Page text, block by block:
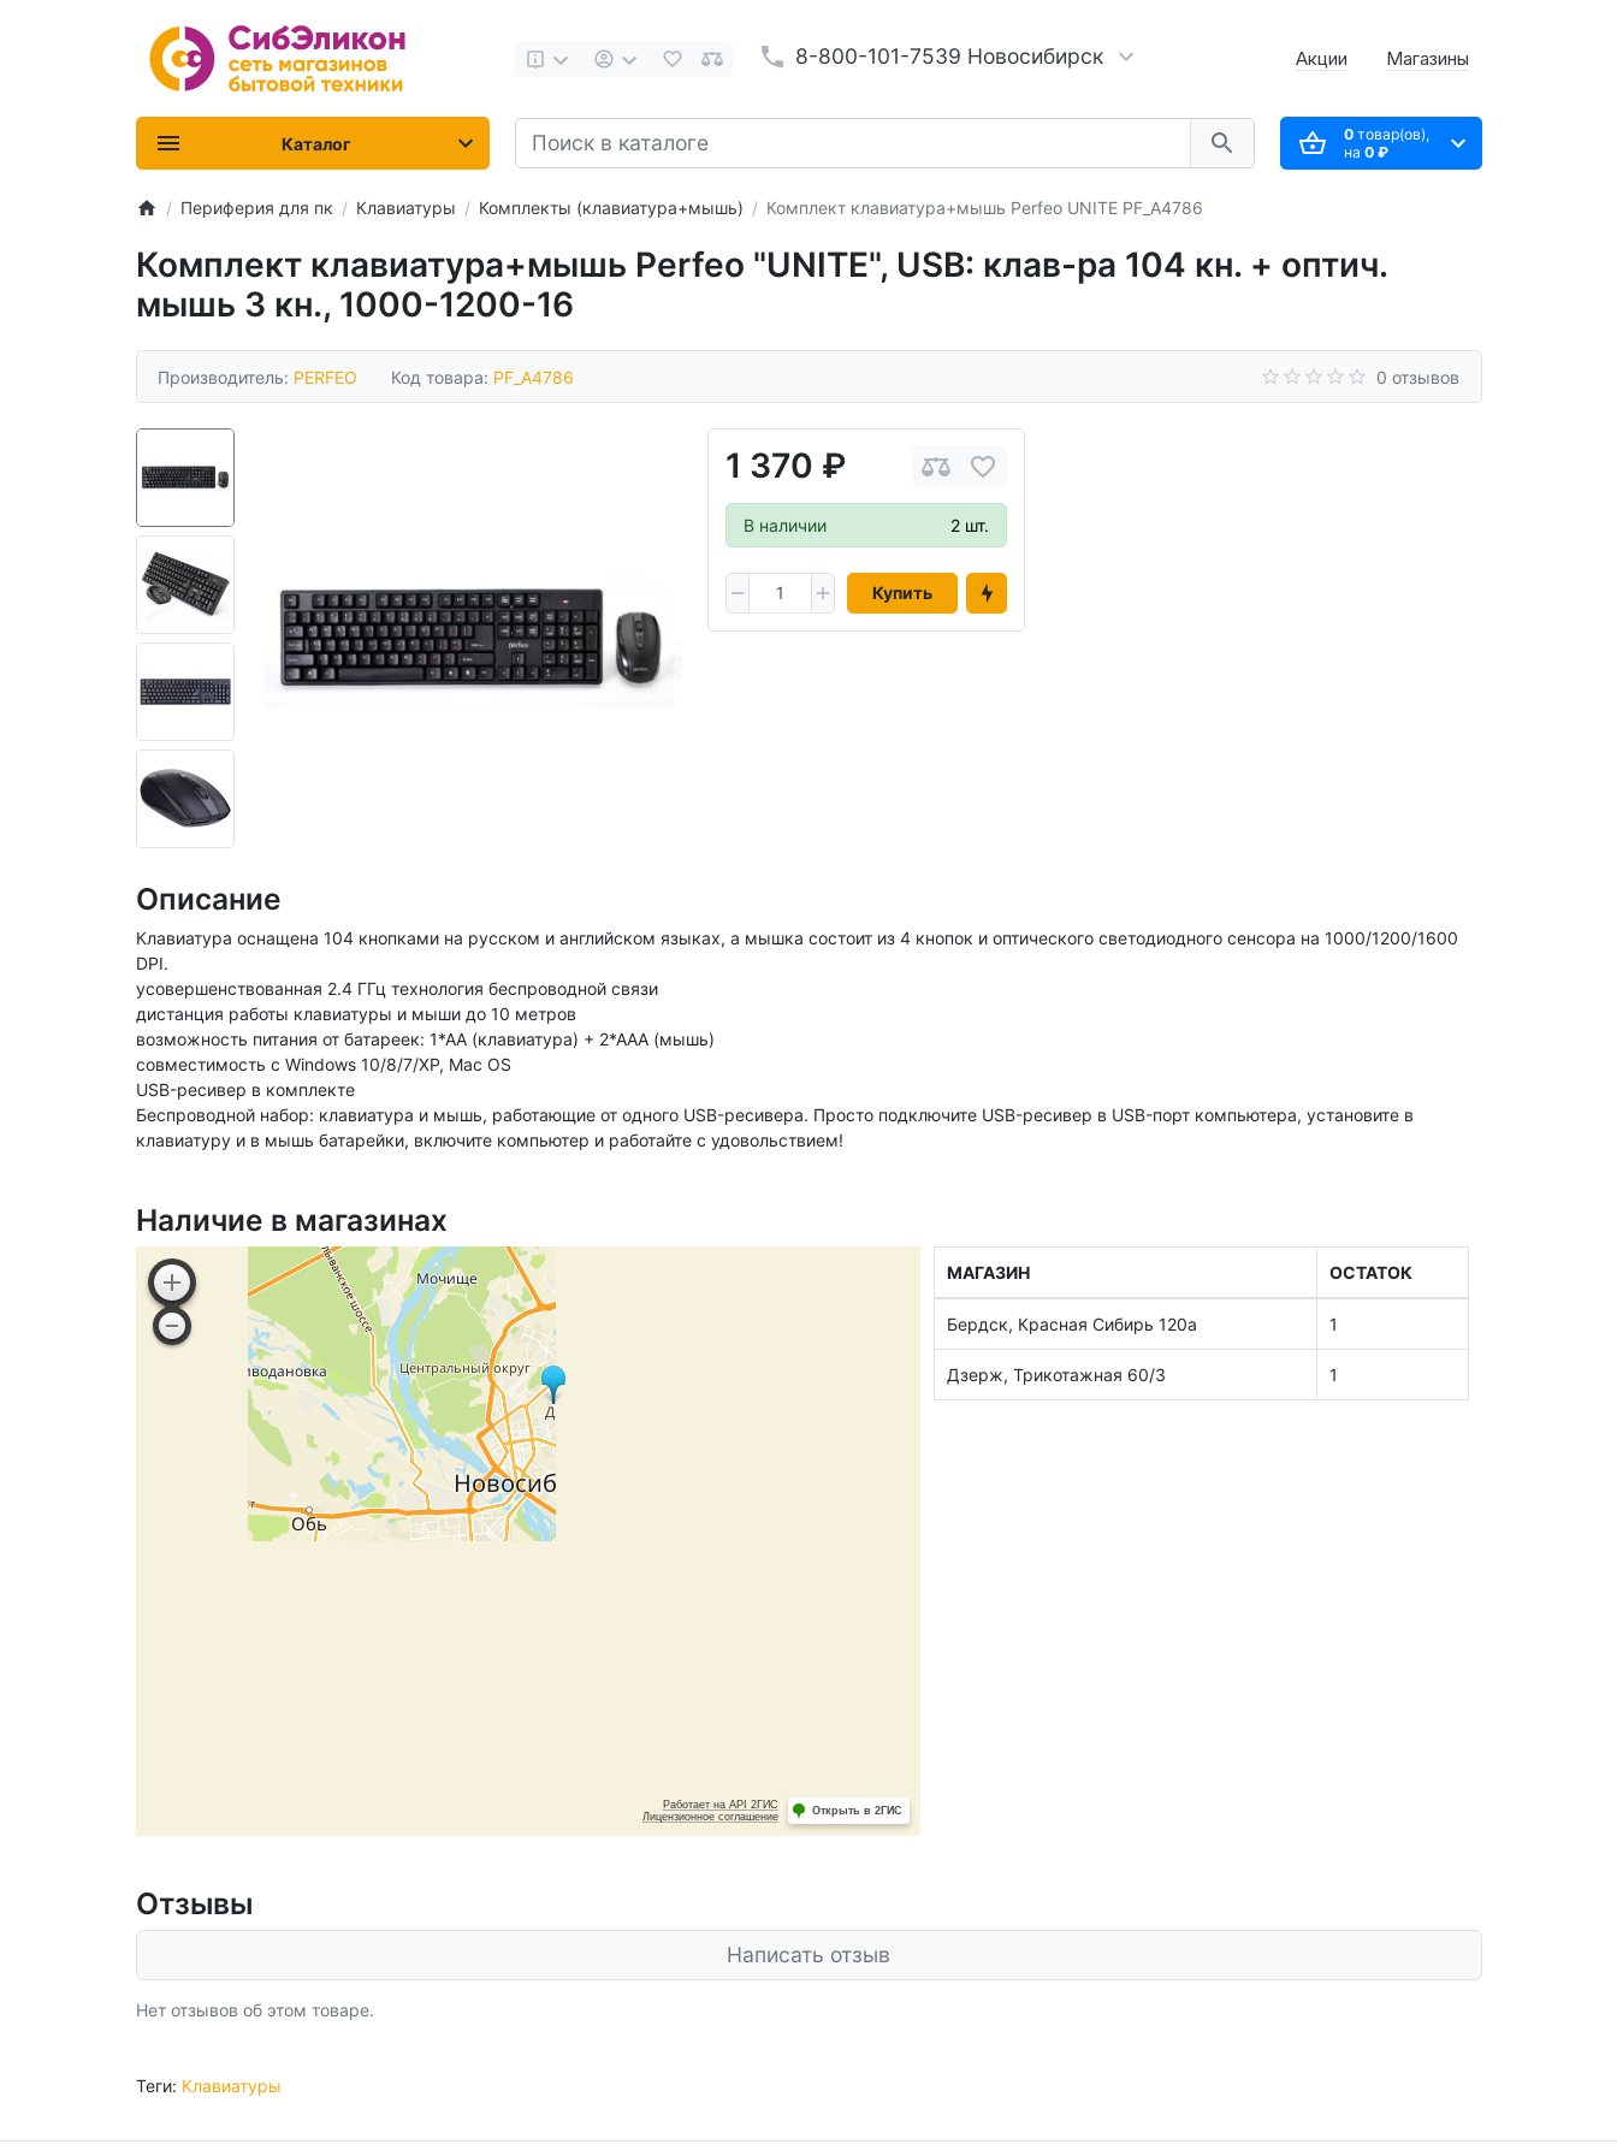
8-800-101-7539 Новосибирск Акции Магазины
0товар(ов),
на 0 ₽
Каталог
Периферия для пк Клавиатуры Комплекты (клавиатура+мышь) Комплект клавиатура+мышь Perfeo UNITE PF_A4786
Комплект клавиатура+мышь Perfeo "UNITE", USB: клав-ра 104 кн. + оптич.
мышь 3 кн., 1000-1200-16
Производитель: PERFEO Код товара: PF_A4786 0 отзывов
1 370 ₽
В наличии 2 шт.
Купить
Описание
Клавиатура оснащена 104 кнопками на русском и английском языках, а мышка состоит из 4 кнопок и оптического светодиодного сенсора на 1000/1200/1600
DPI.
усовершенствованная 2.4 ГГц технология беспроводной связи
дистанция работы клавиатуры и мыши до 10 метров
возможность питания от батареек: 1*АА (клавиатура) + 2*ААА (мышь)
совместимость с Windows 10/8/7/XP, Mac OS
USB-ресивер в комплекте
Беспроводной набор: клавиатура и мышь, работающие от одного USB-ресивера. Просто подключите USB-ресивер в USB-порт компьютера, установите в
клавиатуру и в мышь батарейки, включите компьютер и работайте с удовольствием!
Наличие в магазинах
МАГАЗИН ОСТАТОК
Бердск, Красная Сибирь 120а 1
Дзерж, Трикотажная 60/3 1
Отзывы
Написать отзыв
Нет отзывов об этом товаре.
Теги: Клавиатуры